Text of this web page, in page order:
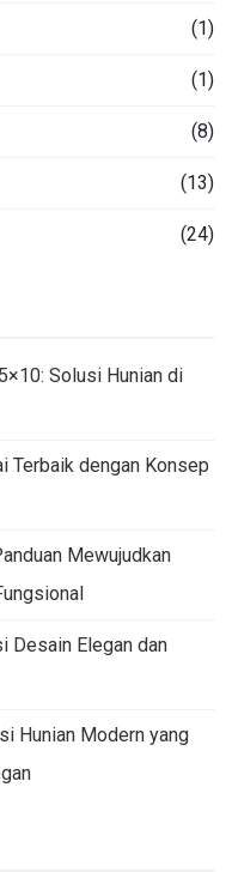
(1)
(1)
(8)
(13)
(24)
Solusi Hunian di
Terbaik dengan Konsep
Mewujudkan
Desain Elegan dan
Hunian Modern yang